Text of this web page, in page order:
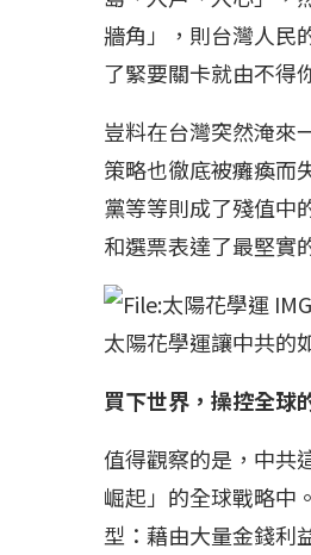
牆角」，則台灣人民
了緊要關卡就由不得
豈料在台灣突然淹來
策略也徹底被癱瘓而
黨等等則成了殘值中
和選票表達了最堅實
太陽花學運讓中共的
買下世界，操控全球
值得觀察的是，中共
崛起」的全球戰略中
型：藉由大量金錢利